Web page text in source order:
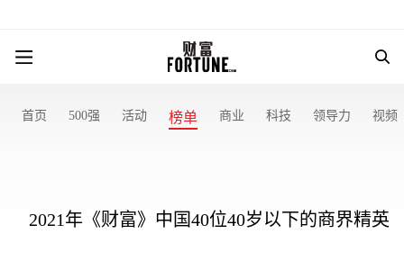
首页 500强 活动 榜单 商业 科技 领导力 视频
2021年《财富》中国40位40岁以下的商界精英